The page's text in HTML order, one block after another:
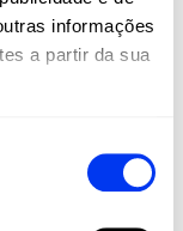
informações
a partir da sua